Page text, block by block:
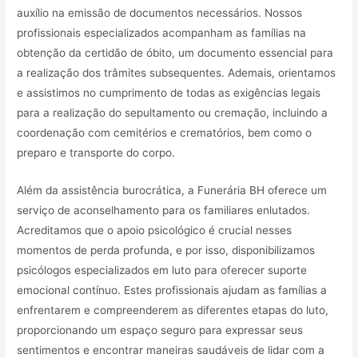
auxílio na emissão de documentos necessários. Nossos
profissionais especializados acompanham as famílias na
obtenção da certidão de óbito, um documento essencial para
a realização dos trâmites subsequentes. Ademais, orientamos
e assistimos no cumprimento de todas as exigências legais
para a realização do sepultamento ou cremação, incluindo a
coordenação com cemitérios e crematórios, bem como o
preparo e transporte do corpo.
Além da assistência burocrática, a Funerária BH oferece um
serviço de aconselhamento para os familiares enlutados.
Acreditamos que o apoio psicológico é crucial nesses
momentos de perda profunda, e por isso, disponibilizamos
psicólogos especializados em luto para oferecer suporte
emocional contínuo. Estes profissionais ajudam as famílias a
enfrentarem e compreenderem as diferentes etapas do luto,
proporcionando um espaço seguro para expressar seus
sentimentos e encontrar maneiras saudáveis de lidar com a